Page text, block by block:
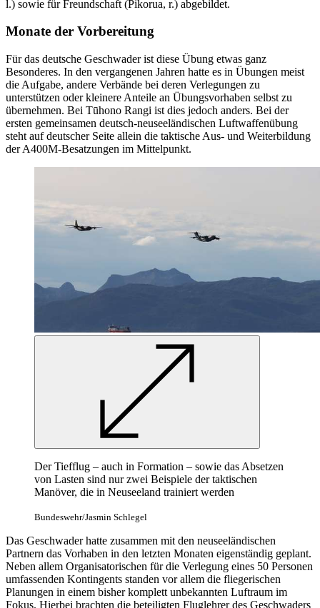
l.) sowie für Freundschaft (Pikorua, r.) abgebildet.
Monate der Vorbereitung
Für das deutsche Geschwader ist diese Übung etwas ganz
Besonderes. In den vergangenen Jahren hatte es in Übungen meist
die Aufgabe, andere Verbände bei deren Verlegungen zu
unterstützen oder kleinere Anteile an Übungsvorhaben selbst zu
übernehmen. Bei Tūhono Rangi ist dies jedoch anders. Bei der
ersten gemeinsamen deutsch-neuseeländischen Luftwaffenübung
steht auf deutscher Seite allein die taktische Aus- und Weiterbildung
der A400M-Besatzungen im Mittelpunkt.
Der Tiefflug – auch in Formation – sowie das Absetzen
von Lasten sind nur zwei Beispiele der taktischen
Manöver, die in Neuseeland trainiert werden
Bundeswehr/Jasmin Schlegel
Das Geschwader hatte zusammen mit den neuseeländischen
Partnern das Vorhaben in den letzten Monaten eigenständig geplant.
Neben allem Organisatorischen für die Verlegung eines 50 Personen
umfassenden Kontingents standen vor allem die fliegerischen
Planungen in einem bisher komplett unbekannten Luftraum im
Fokus. Hierbei brachten die beteiligten Fluglehrer des Geschwaders